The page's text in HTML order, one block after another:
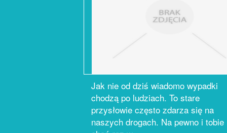
Jak nie od dziś wiadomo wypadki
chodzą po ludziach. To stare
przysłowie często zdarza się na
naszych drogach. Na pewno i tobie